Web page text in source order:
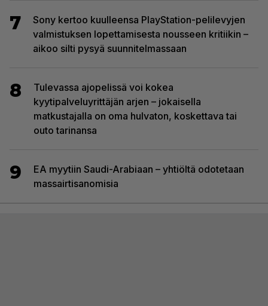
7
Sony kertoo kuulleensa PlayStation-pelilevyjen
valmistuksen lopettamisesta nousseen kritiikin –
aikoo silti pysyä suunnitelmassaan
8
Tulevassa ajopelissä voi kokea
kyytipalveluyrittäjän arjen – jokaisella
matkustajalla on oma hulvaton, koskettava tai
outo tarinansa
9
EA myytiin Saudi-Arabiaan – yhtiöltä odotetaan
massairtisanomisia